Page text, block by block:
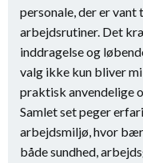
personale, der er
arbejdsrutiner. Det
inddragelse og
valg ikke kun bliver
praktisk anvendelige
Samlet set peger
arbejdsmiljø, hvor
både sundhed,